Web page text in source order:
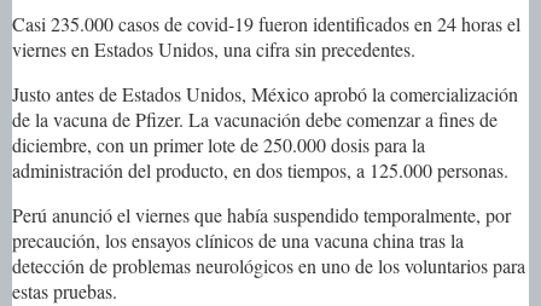
Casi 235.000 casos de covid-19 fueron identificados en 24 horas el
viernes en Estados Unidos, una cifra sin precedentes.
Justo antes de Estados Unidos, México aprobó la comercialización
de la vacuna de Pfizer. La vacunación debe comenzar a fines de
diciembre, con un primer lote de 250.000 dosis para la
administración del producto, en dos tiempos, a 125.000 personas.
Perú anunció el viernes que había suspendido temporalmente, por
precaución, los ensayos clínicos de una vacuna china tras la
detección de problemas neurológicos en uno de los voluntarios para
estas pruebas.